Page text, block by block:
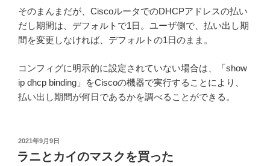
そのまんまだが、CiscoルータでのDHCPアドレスの払い
だし期間は、デフォルトで1日。ユーザ側で、払い出し期
間を変更しなければ、デフォルトの1日のまま。
コンフィグに明示的に設定されていない場合は、「show
ip dhcp binding」をCiscoの機器で実行することにより、
払い出し期間が何日であるかを調べることができる。
投
稿
日:
2021年9月9日
ラニとカイのマスクを買った